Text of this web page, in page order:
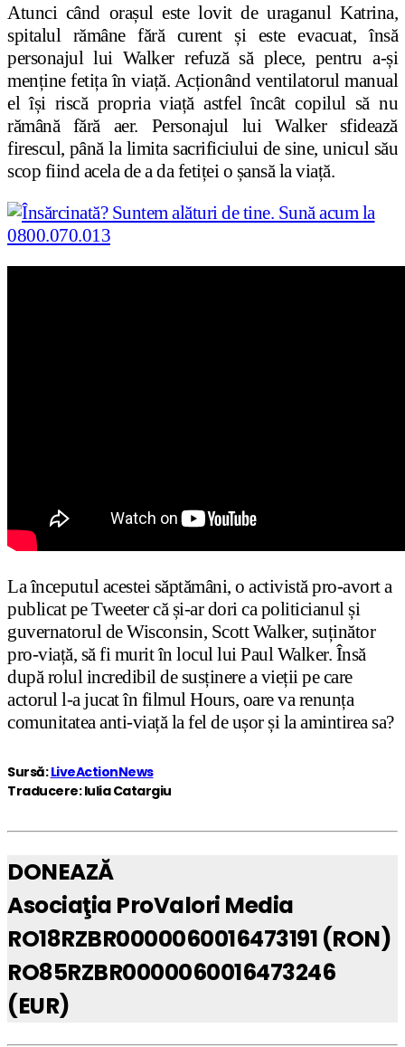
Atunci când orașul este lovit de uraganul Katrina,
spitalul rămâne fără curent și este evacuat, însă
personajul lui Walker refuză să plece, pentru a-și
menține fetița în viață. Acționând ventilatorul manual
el își riscă propria viață astfel încât copilul să nu
rămână fără aer. Personajul lui Walker sfidează
firescul, până la limita sacrificiului de sine, unicul său
scop fiind acela de a da fetiței o șansă la viață.
La începutul acestei săptămâni, o activistă pro-avort a
publicat pe Tweeter că și-ar dori ca politicianul și
guvernatorul de Wisconsin, Scott Walker, suținător
pro-viață, să fi murit în locul lui Paul Walker. Însă
după rolul incredibil de susținere a vieții pe care
actorul l-a jucat în filmul Hours, oare va renunța
comunitatea anti-viață la fel de ușor și la amintirea sa?
Sursă:LiveActionNews
Traducere: Iulia Catargiu
DONEAZĂ
Asociaţia ProValori Media
RO18RZBR0000060016473191 (RON)
RO85RZBR0000060016473246
(EUR)